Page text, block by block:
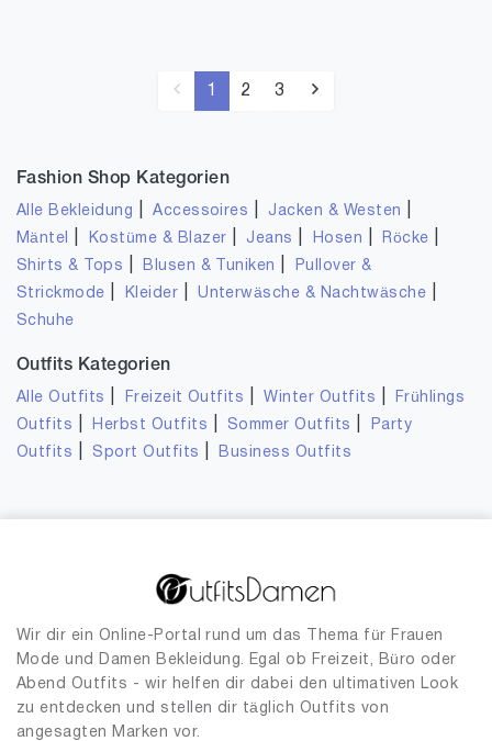
1 2 3
Fashion Shop Kategorien
Alle Bekleidung |Accessoires Jacken & Westen
Mäntel Kostüme & Blazer Jeans Hosen Röcke
Shirts & Tops Blusen & Tuniken
Pullover &
Strickmode
Kleider |Unterwäsche & Nachtwäsche
Schuhe
Outfits Kategorien
Alle Outfits Freizeit Outfits |Winter Outfits
Frühlings
Outfits
Herbst Outfits Sommer Outfits
Party
Outfits
Sport Outfits Business Outfits
Wir dir ein Online-Portal rund um das Thema für Frauen
Mode und Damen Bekleidung. Egal ob Freizeit, Büro oder
Abend Outfits - wir helfen dir dabei den ultimativen Look
zu entdecken und stellen dir täglich Outfits von
angesagten Marken vor.